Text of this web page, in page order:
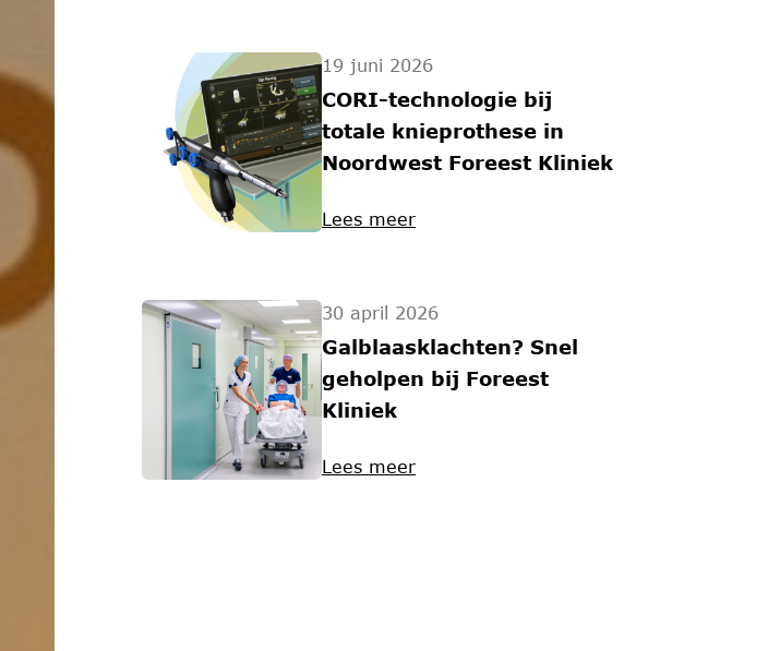
19 juni 2026
CORI-technologie bij
totale knieprothese in
Noordwest Foreest Kliniek
Lees meer
30 april 2026
Galblaasklachten? Snel
geholpen bij Foreest
Kliniek
Lees meer